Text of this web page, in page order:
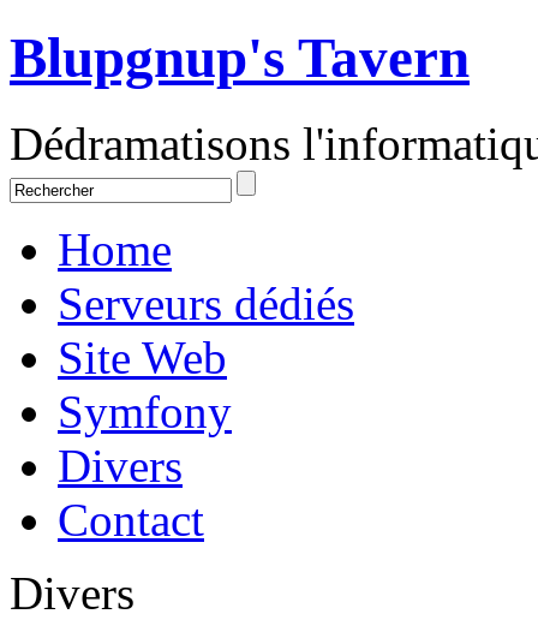
Blupgnup's Tavern
Dédramatisons
Home
Serveurs dédiés
Site Web
Symfony
Divers
Contact
Divers